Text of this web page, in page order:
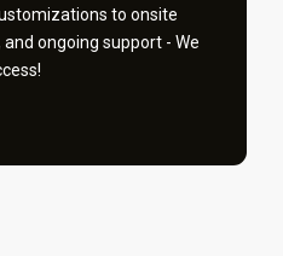
to onsite
ongoing support - We